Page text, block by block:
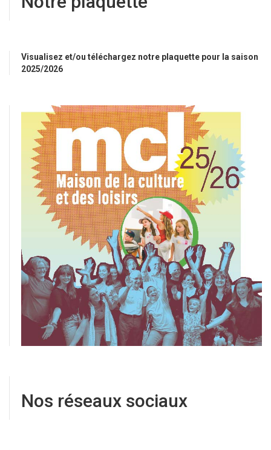
Visualisez et/ou téléchargez notre plaquette pour la saison
2025/2026
Nos réseaux sociaux